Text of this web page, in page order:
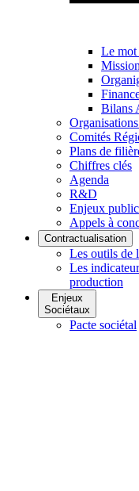
Le mot
Bilans
Comités
Plans de
Chiffres clés
Agenda
R&D
Enjeux
Appels à
Contractualisation
Les outils de
Les
production
Enjeux
Sociétaux
Pacte sociétal